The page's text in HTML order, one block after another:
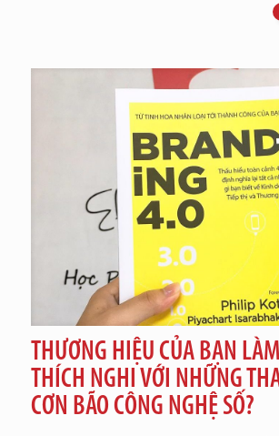
THƯƠNG HIỆU CỦA BẠN
THÍCH NGHI VỚI NHỮNG
CƠN BÃO CÔNG NGHỆ SỐ?